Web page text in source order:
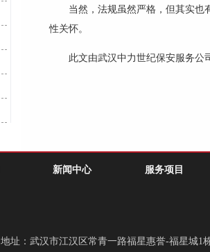
当然，法规虽然严格，但其实也
性关怀。
此文由武汉中力世纪保安服务公
新闻中心 服务项目
地址：武汉市江汉区常青一路福星惠誉-福星城1